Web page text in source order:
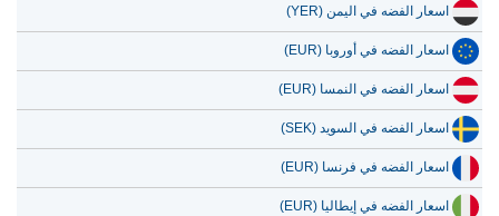
اسعار الفضه في اليمن (YER)
اسعار الفضه في أوروبا (EUR)
اسعار الفضه في النمسا (EUR)
اسعار الفضه في السويد (SEK)
اسعار الفضه في فرنسا (EUR)
اسعار الفضه في إيطاليا (EUR)